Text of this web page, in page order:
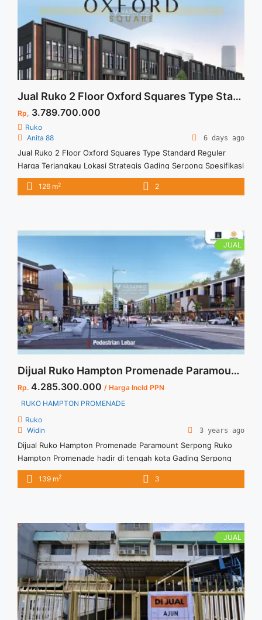
Jual Ruko 2 Floor Oxford Squares Type Standard Reguler Harga Terjangkau Lokasi Strategis Gading Serpong
Rp, 3.789.700.000
Ruko
Anita 88
6 days ago
Jual Ruko 2 Floor Oxford Squares Type Standard Reguler
Harga Terjangkau Lokasi Strategis Gading Serpong Spesifikasi
: Size LT : 63 M2 Size LB : 126 M2 Type : Standart Floor : 2
Lantai BAST : 24 Bulan Produk Indent Harga Terjangkau unit
126 m2 2
JUAL
Dijual Ruko Hampton Promenade Paramount Serpong
Rp. 4.285.300.000 / Harga Incld PPN
RUKO HAMPTON PROMENADE
Ruko
Widin
3 years ago
Dijual Ruko Hampton Promenade Paramount Serpong Ruko
Hampton Promenade hadir di tengah kota Gading Serpong
dimana lokasi strategis dan area komersial ini menawarkan
multi experience dengan tipe bisnis berupa F&B, Hobby,
yang ramai dan menguntungkan untuk Anda yang membuka
usaha di lokasi ... <a title="Dijual Ruko Hampton Promenade
Paramount Serpong" class="read-more"
href="https://vasapro.com/property/dijual-ruko-hampton-
promenade-paramount-serpong/" aria-label="Read more
about Dijual Ruko Hampton Promenade Paramount
Serpong">Read more</a>
139 m2 3
JUAL